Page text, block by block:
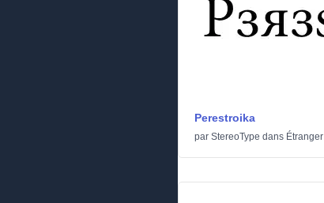
Perestroika
par StereoType dans Étranger